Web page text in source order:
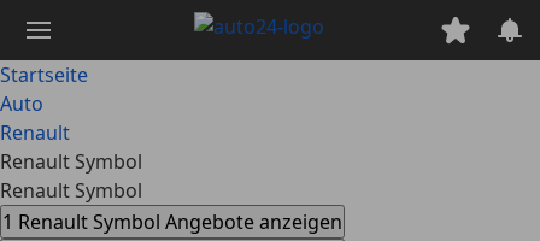
Hauptinhalt
springen
Startseite
Auto
Renault
Renault Symbol
Renault Symbol
1 Renault Symbol Angebote anzeigen